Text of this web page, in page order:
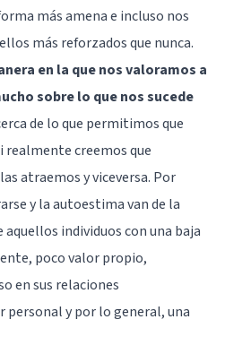
más amena e incluso nos
más reforzados que nunca.
en la que nos valoramos a
sobre lo que nos sucede
de lo que permitimos que
realmente creemos que
atraemos y viceversa. Por
yla autoestimavan de la
individuos con una baja
poco valor propio,
en sus relaciones
y por lo general, una